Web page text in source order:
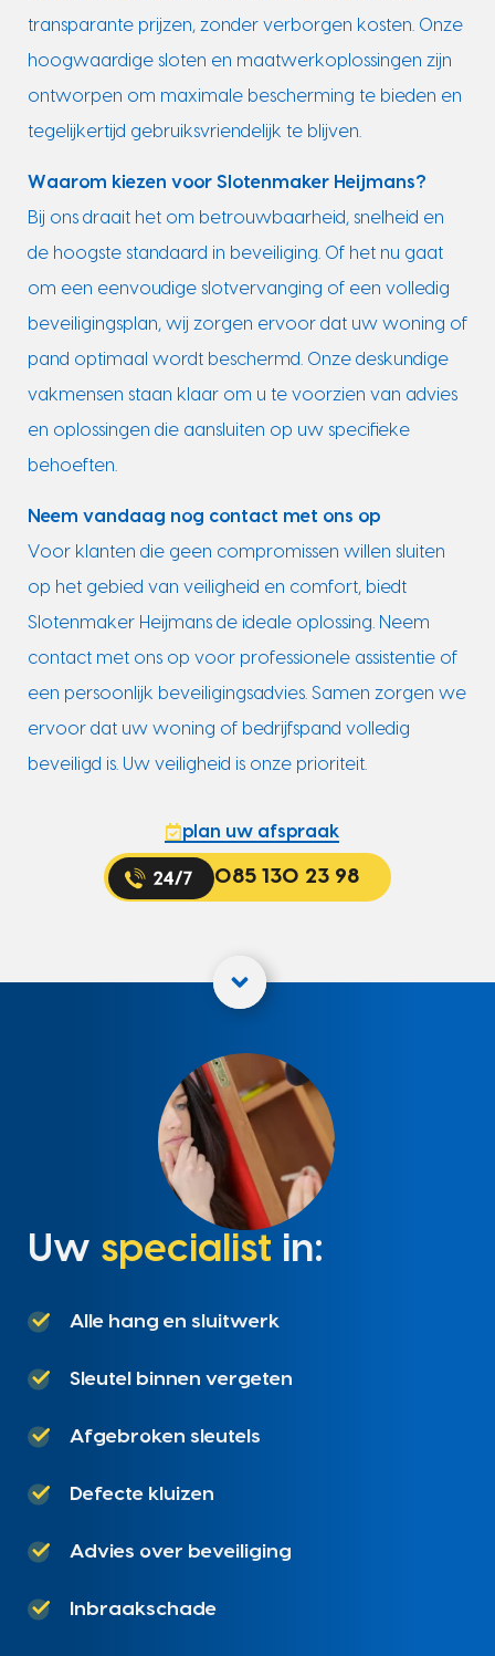
transparante prijzen, zonder verborgen kosten. Onze
hoogwaardige sloten en maatwerkoplossingen zijn
ontworpen om maximale bescherming te bieden en
tegelijkertijd gebruiksvriendelijk te blijven.
Waarom kiezen voor Slotenmaker Heijmans?
Bij ons draait het om betrouwbaarheid, snelheid en
de hoogste standaard in beveiliging. Of het nu gaat
om een eenvoudige slotvervanging of een volledig
beveiligingsplan, wij zorgen ervoor dat uw woning of
pand optimaal wordt beschermd. Onze deskundige
vakmensen staan klaar om u te voorzien van advies
en oplossingen die aansluiten op uw specifieke
behoeften.
Neem vandaag nog contact met ons op
Voor klanten die geen compromissen willen sluiten
op het gebied van veiligheid en comfort, biedt
Slotenmaker Heijmans de ideale oplossing. Neem
contact met ons op voor professionele assistentie of
een persoonlijk beveiligingsadvies. Samen zorgen we
ervoor dat uw woning of bedrijfspand volledig
beveiligd is. Uw veiligheid is onze prioriteit.
plan uw afspraak
085 130 23 98
Uw specialist in:
Alle hang en sluitwerk
Sleutel binnen vergeten
Afgebroken sleutels
Defecte kluizen
Advies over beveiliging
Inbraakschade